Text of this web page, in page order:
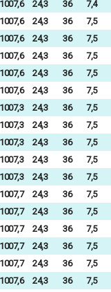
1007,6 24,3 36
7,4
1007,6 24,3 36
7,5
1007,6 24,3 36
7,5
1007,6 24,3 36
7,5
1007,6 24,3 36
7,5
1007,6 24,3 36
7,5
1007,3 24,3 36
7,5
1007,3 24,3 36
7,5
1007,3 24,3 36
7,5
1007,3 24,3 36
7,5
1007,3 24,3 36
7,5
1007,7 24,3 36
7,5
1007,7 24,3 36
7,5
1007,7 24,3 36
7,5
1007,7 24,3 36
7,5
1007,7 24,3 36
7,5
1007,6 24,3 36
7,5